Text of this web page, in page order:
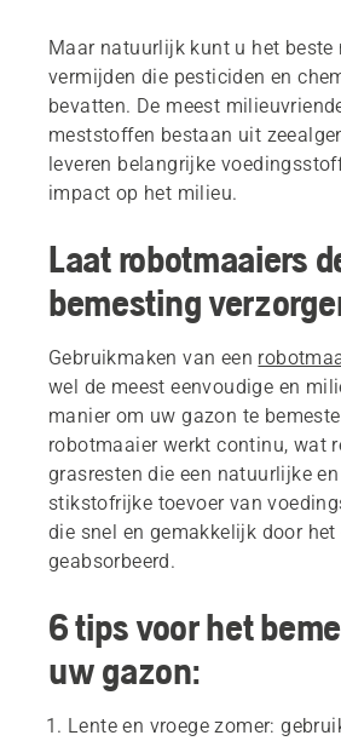
Maar natuurlijk kunt u het beste
vermijden die pesticiden en
bevatten. De meest
meststoffen bestaan uit
leveren belangrijke
impact op het milieu.
Laat robotmaaiers
bemesting
Gebruikmaken van een
wel de meest eenvoudige en
manier om uw gazon te
robotmaaier werkt continu, wat
grasresten die een natuurlijke
stikstofrijke toevoer van
die snel en gemakkelijk door
geabsorbeerd.
6 tips voor het
uw gazon:
Lente en vroege zomer: